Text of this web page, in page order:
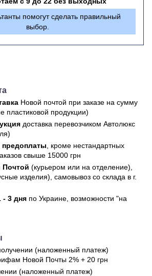
помогут сделать правильный
выбор.
Новой почтой при заказе на сумму
пластиковой продукции)
доставка перевозчиком Автолюкс
предоплаты , кроме нестандартных
свыше 15000 грн
Почтой (курьером или на отделение),
изделия), самовывоз со склада в г.
- 3 дня по Украине, возможности "на
(наложенный платеж)
Новой Почты 2% + 20 грн
(наложенный платеж)